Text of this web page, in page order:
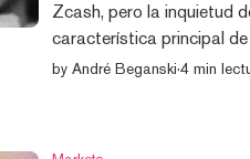
Zcash, pero la inquietud
característica principal
a un talón de Aquiles.
by André Beganski·4 min